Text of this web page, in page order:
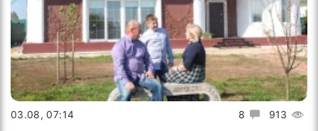
8 913
03.08, 07:14